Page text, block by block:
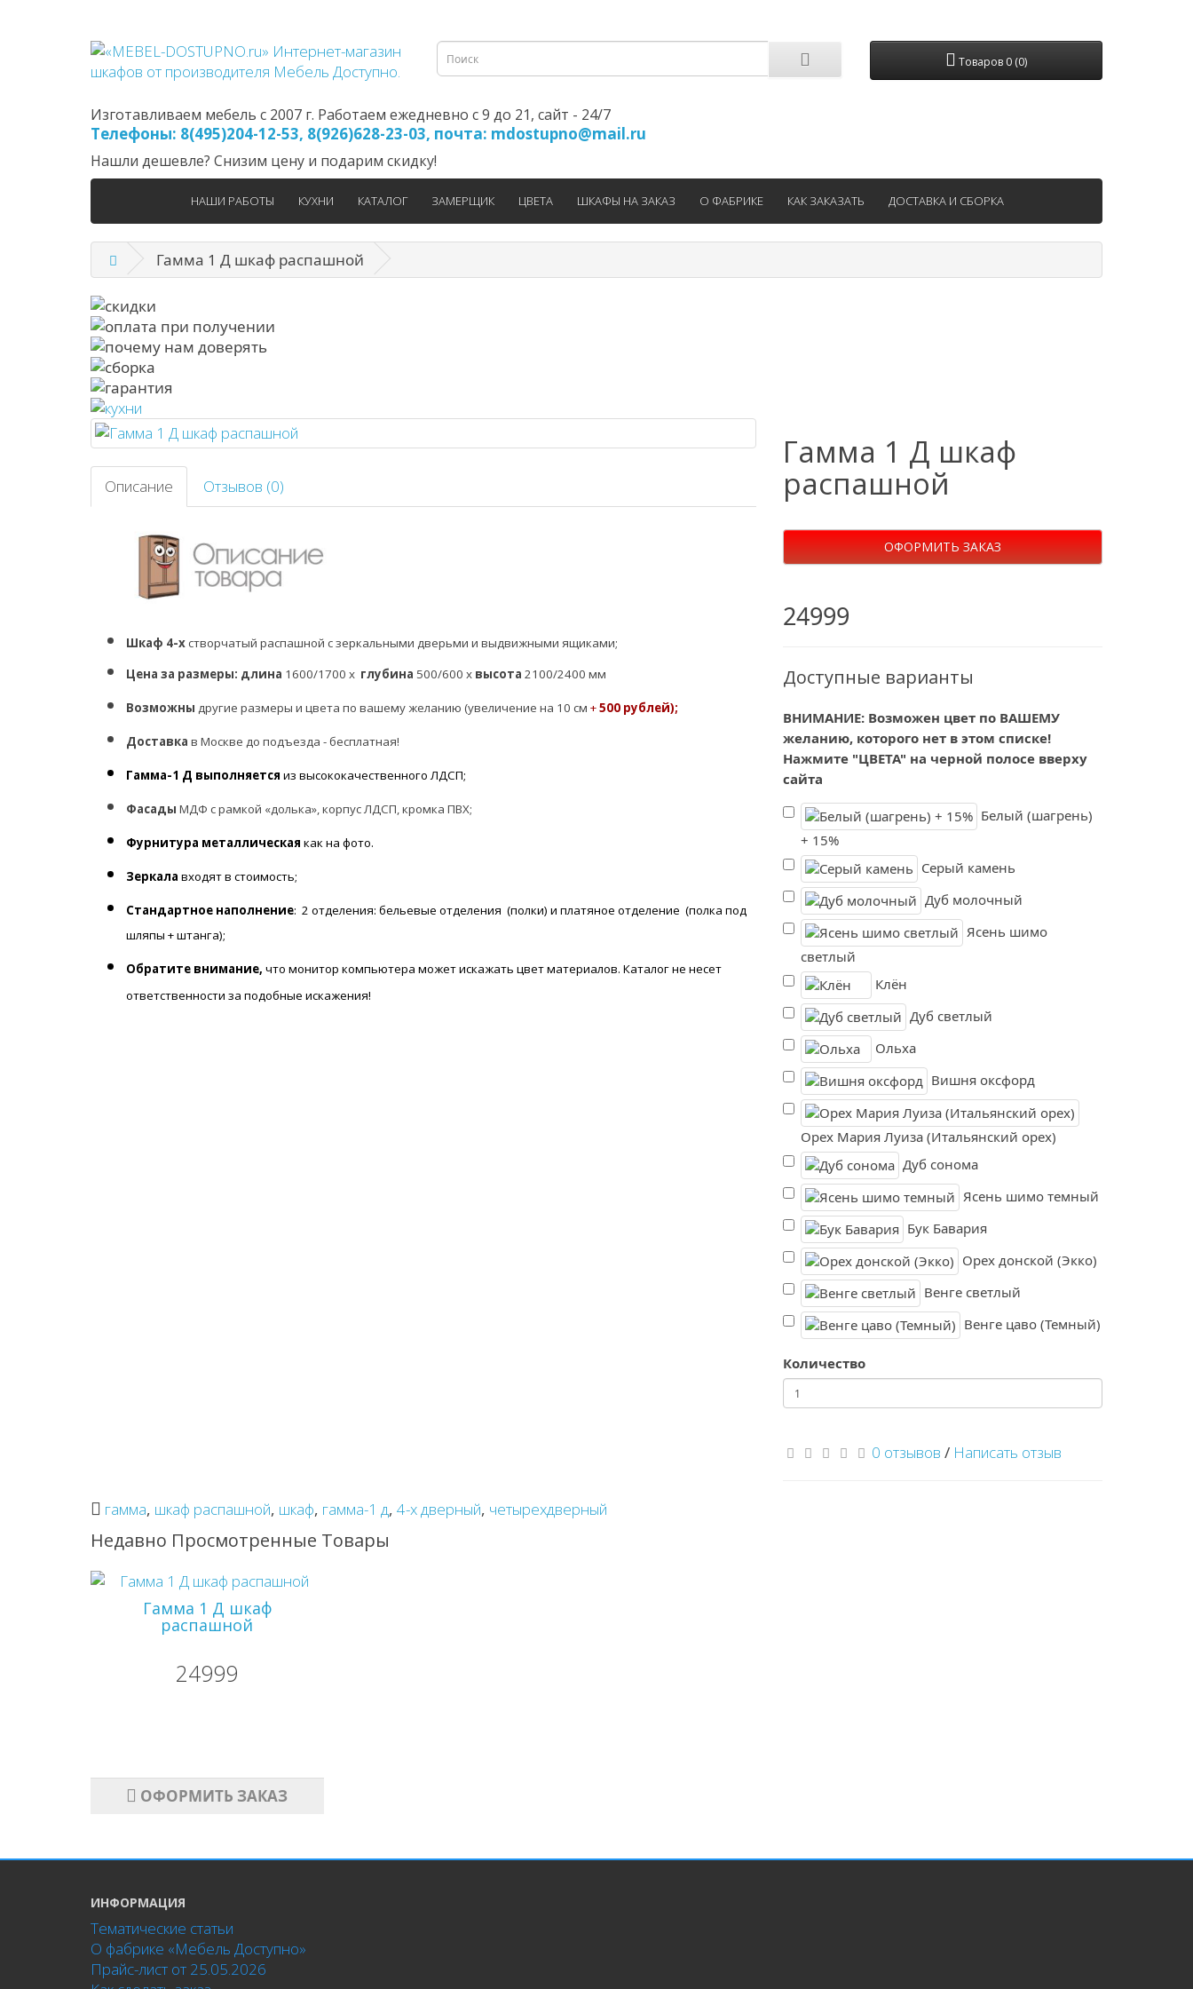
Товаров 0 (0)
Изготавливаем мебель с 2007 г. Работаем ежедневно с 9 до 21, cайт - 24/7
Телефоны: 8(495)204-12-53, 8(926)628-23-03, почта: mdostupno@mail.ru
Нашли дешевле? Снизим цену и подарим скидку!
НАШИ РАБОТЫ КУХНИ КАТАЛОГ ЗАМЕРЩИК ЦВЕТА ШКАФЫ НА ЗАКАЗ О ФАБРИКЕ КАК ЗАКАЗАТЬ ДОСТАВКА И СБОРКА
Гамма 1 Д шкаф распашной
Описание Отзывов (0)
Шкаф 4-хстворчатый распашной с зеркальными дверьми и выдвижными ящиками;
Цена за размеры: длина 1600/1700 х глубина 500/600 х высота 2100/2400 мм
Возможны другие размеры и цвета по вашему желанию (увеличение на 10 см +500 рублей);
Доставка в Москве до подъезда - бесплатная!
Гамма-1 Д выполняется из высококачественного ЛДСП;
Фасады МДФ с рамкой «долька», корпус ЛДСП, кромка ПВХ;
Фурнитура металлическая как на фото.
Зеркала входят в стоимость;
Стандартное наполнение: 2 отделения: бельевые отделения (полки) и платяное отделение (полка под
шляпы + штанга);
Обратите внимание, что монитор компьютера может искажать цвет материалов. Каталог не несет
ответственности за подобные искажения!
Гамма 1 Д шкаф
распашной
ОФОРМИТЬ ЗАКАЗ
24999
Доступные варианты
ВНИМАНИЕ: Возможен цвет по ВАШЕМУ
желанию, которого нет в этом списке!
Нажмите "ЦВЕТА" на черной полосе вверху
сайта
Белый (шагрень)
+ 15%
Серый камень
Дуб молочный
Ясень шимо
светлый
Клён
Дуб светлый
Ольха
Вишня оксфорд
Орех Мария Луиза (Итальянский орех)
Дуб сонома
Ясень шимо темный
Бук Бавария
Орех донской (Экко)
Венге светлый
Венге цаво (Темный)
Количество
0 отзывов / Написать отзыв
гамма, шкаф распашной, шкаф, гамма-1 д, 4-х дверный, четырехдверный
Недавно Просмотренные Товары
Гамма 1 Д шкаф
распашной
24999
ОФОРМИТЬ ЗАКАЗ
ИНФОРМАЦИЯ
Тематические статьи
О фабрике «Мебель Доступно»
Прайс-лист от 25.05.2026